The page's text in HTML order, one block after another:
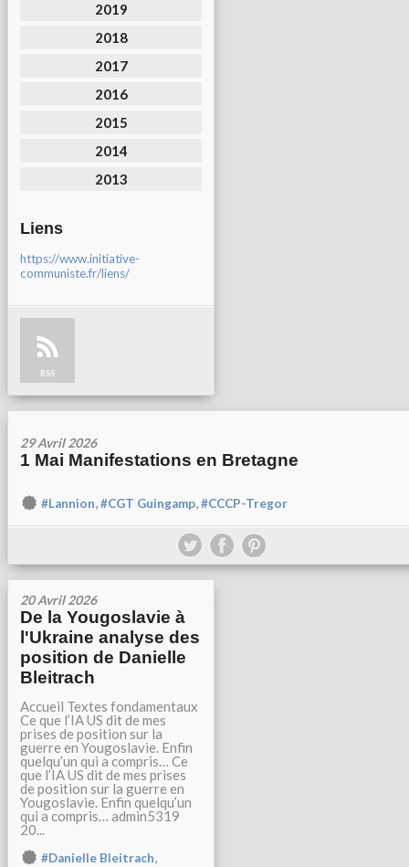
2019
2018
2017
2016
2015
2014
2013
Liens
https://www.initiative-
communiste.fr/liens/
RSS
29 Avril 2026
1 Mai Manifestations en Bretagne
#Lannion,#CGT Guingamp,#CCCP-Tregor
20 Avril 2026
De la Yougoslavie à
l'Ukraine analyse des
position de Danielle
Bleitrach
Accueil Textes fondamentaux
Ce que l’IA US dit de mes
prises de position sur la
guerre en Yougoslavie. Enfin
quelqu’un qui a compris… Ce
que l’IA US dit de mes prises
de position sur la guerre en
Yougoslavie. Enfin quelqu’un
qui a compris… admin5319
20...
#Danielle Bleitrach,